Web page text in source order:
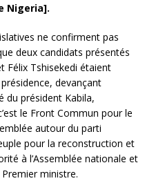
Nigeria].
ne confirment pas
deux candidats présentés
Félix Tshisekedi étaient
devançant
du président Kabila,
le Front Commun pour le
autour du parti
pour la reconstruction et
à l’Assemblée nationale et
ministre.